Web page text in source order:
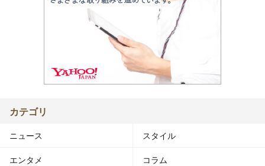
カテゴリ
ニュース スタイル
エンタメ コラム